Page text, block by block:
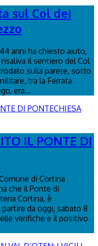
sul Col dei
anni ha chiesto aiuto,
il sentiero del Col
sulla parete, sotto
tra la Ferrata
era...
IL PONTE DI
di Cortina
che il Ponte di
Cortina, è
da oggi, sabato 8
verifiche e il positivo